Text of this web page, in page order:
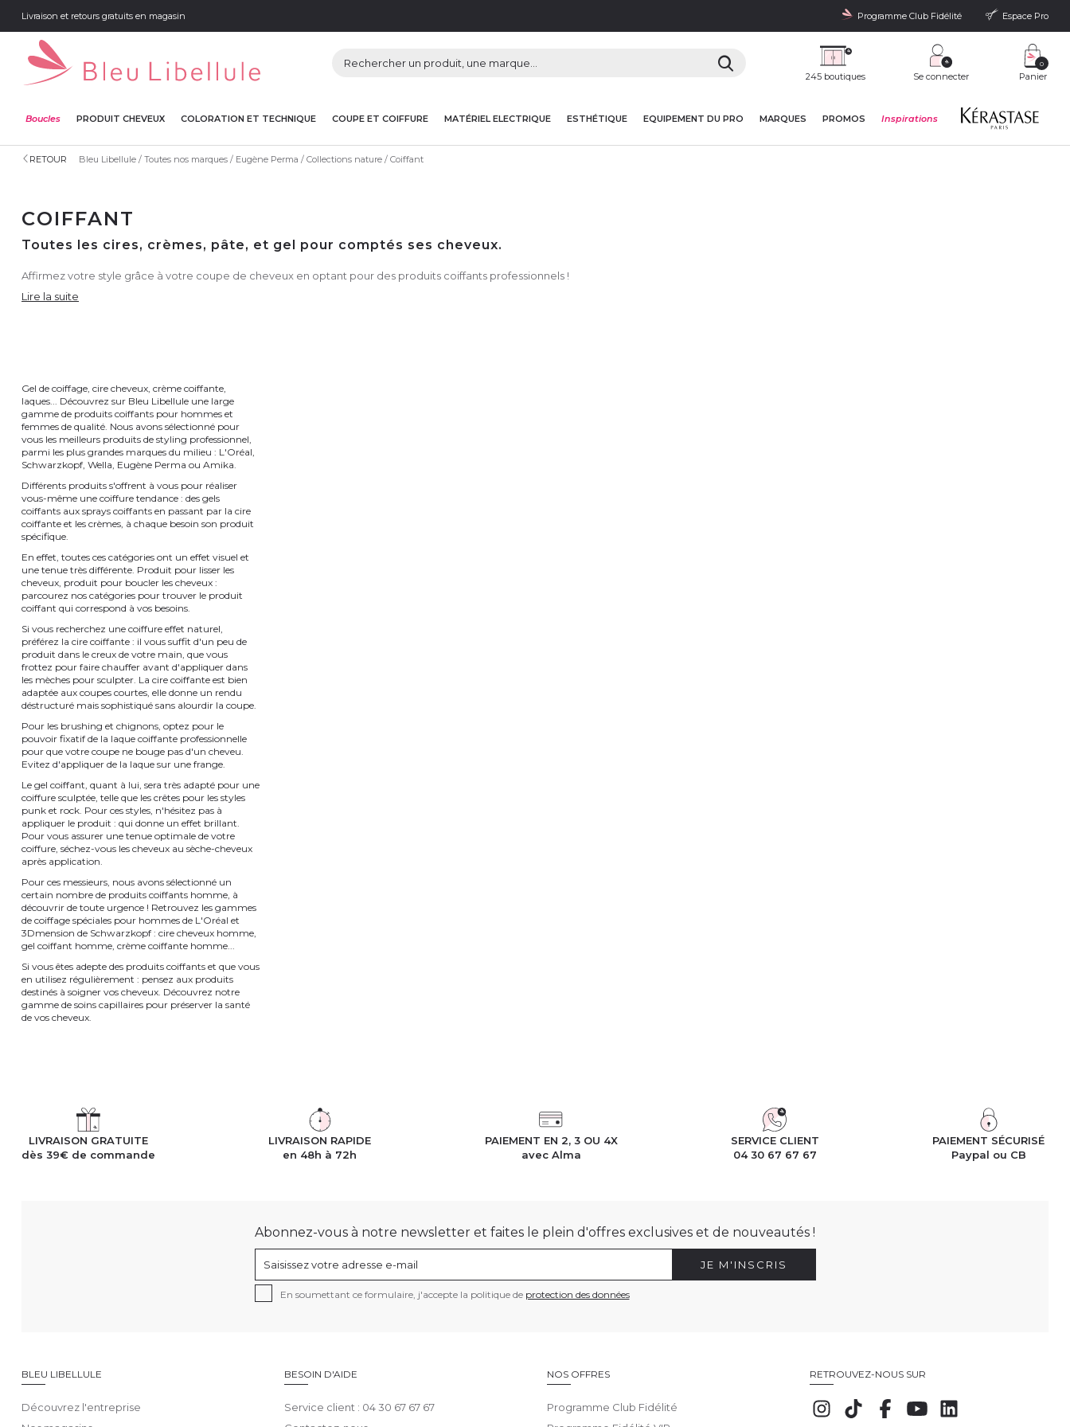
Livraison et retours gratuits en magasin Programme Club Fidélité Espace Pro
245 boutiques Se connecter Panier
0
Boucles PRODUIT CHEVEUX COLORATION ET TECHNIQUE COUPE ET COIFFURE MATÉRIEL ELECTRIQUE ESTHÉTIQUE EQUIPEMENT DU PRO MARQUES PROMOS Inspirations
RETOUR Bleu Libellule Toutes nos marques Eugène Perma Collections nature Coiffant
COIFFANT
Toutes les cires, crèmes, pâte, et gel pour comptés ses cheveux.
Affirmez votre style grâce à votre coupe de cheveux en optant pour des produits coiffants professionnels !
Lire la suite
Gel de coiffage, cire cheveux, crème coiffante,
laques... Découvrez sur Bleu Libellule une large
gamme de produits coiffants pour hommes et
femmes de qualité. Nous avons sélectionné pour
vous les meilleurs produits de styling professionnel,
parmi les plus grandes marques du milieu : L'Oréal,
Schwarzkopf, Wella, Eugène Perma ou Amika.
Différents produits s'offrent à vous pour réaliser
vous-même une coiffure tendance : des gels
coiffants aux sprays coiffants en passant par la cire
coiffante et les crèmes, à chaque besoin son produit
spécifique.
En effet, toutes ces catégories ont un effet visuel et
une tenue très différente. Produit pour lisser les
cheveux, produit pour boucler les cheveux :
parcourez nos catégories pour trouver le produit
coiffant qui correspond à vos besoins.
Si vous recherchez une coiffure effet naturel,
préférez la cire coiffante : il vous suffit d'un peu de
produit dans le creux de votre main, que vous
frottez pour faire chauffer avant d'appliquer dans
les mèches pour sculpter. La cire coiffante est bien
adaptée aux coupes courtes, elle donne un rendu
déstructuré mais sophistiqué sans alourdir la coupe.
Pour les brushing et chignons, optez pour le
pouvoir fixatif de la laque coiffante professionnelle
pour que votre coupe ne bouge pas d'un cheveu.
Evitez d'appliquer de la laque sur une frange.
Le gel coiffant, quant à lui, sera très adapté pour une
coiffure sculptée, telle que les crêtes pour les styles
punk et rock. Pour ces styles, n'hésitez pas à
appliquer le produit : qui donne un effet brillant.
Pour vous assurer une tenue optimale de votre
coiffure, séchez-vous les cheveux au sèche-cheveux
après application.
Pour ces messieurs, nous avons sélectionné un
certain nombre de produits coiffants homme, à
découvrir de toute urgence ! Retrouvez les gammes
de coiffage spéciales pour hommes de L'Oréal et
3Dmension de Schwarzkopf : cire cheveux homme,
gel coiffant homme, crème coiffante homme...
Si vous êtes adepte des produits coiffants et que vous
en utilisez régulièrement : pensez aux produits
destinés à soigner vos cheveux. Découvrez notre
gamme de soins capillaires pour préserver la santé
de vos cheveux.
LIVRAISON GRATUITE
dès 39€ de commande
LIVRAISON RAPIDE
en 48h à 72h
PAIEMENT EN 2, 3 OU 4X
avec Alma
SERVICE CLIENT
04 30 67 67 67
PAIEMENT SÉCURISÉ
Paypal ou CB
Abonnez-vous à notre newsletter et faites le plein d'offres exclusives et de nouveautés !
JE M'INSCRIS
En soumettant ce formulaire, j'accepte la politique de protection des données
BLEU LIBELLULE
Découvrez l'entreprise
BESOIN D'AIDE
Service client : 04 30 67 67 67
NOS OFFRES
Programme Club Fidélité
RETROUVEZ-NOUS SUR